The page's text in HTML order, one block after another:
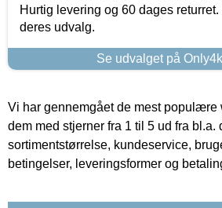
Hurtig levering og 60 dages
deres udvalg.
Se udvalget på
Vi har gennemgået de mest populære
dem med stjerner fra 1 til 5 ud fra bl.a.
sortimentstørrelse, kundeservice,
betingelser, leveringsformer og